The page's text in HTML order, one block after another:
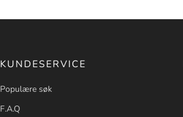
KUNDESERVICE
Populære søk
F.A.Q